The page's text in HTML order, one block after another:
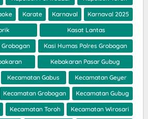
Karate Karnaval Karnaval 2025
Kasat Lantas
Grobogan Kasi Humas Polres Grobogan
Kebakaran Pasar Gubug
Kecamatan Gabus Kecamatan Geyer
Kecamatan Grobogan Kecamatan Gubug
Kecamatan Toroh Kecamatan Wirosari